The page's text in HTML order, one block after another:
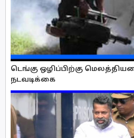
டெங்கு ஒழிப்பிற்கு
நடவடிக்கை